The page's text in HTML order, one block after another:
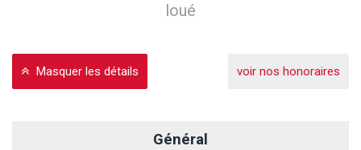
loué
Masquer les détails voir nos honoraires
Général